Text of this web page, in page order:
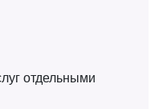
отдельными